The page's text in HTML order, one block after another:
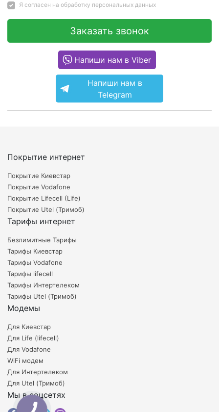
Я согласен на обработку персональных данных
Заказать звонок
Напиши нам в Viber
Напиши нам в
Telegram
Покрытие интернет
Покрытие Киевстар
Покрытие Vodafone
Покрытие Lifecell (Life)
Покрытие Utel (Тримоб)
Тарифы интернет
Безлимитные Тарифы
Тарифы Киевстар
Тарифы Vodafone
Тарифы lifecell
Тарифы Интертелеком
Тарифы Utel (Тримоб)
Модемы
Для Киевстар
Для Life (lifecell)
Для Vodafone
WiFi модем
Для Интертелеком
Для Utel (Тримоб)
Мы в соцсетях